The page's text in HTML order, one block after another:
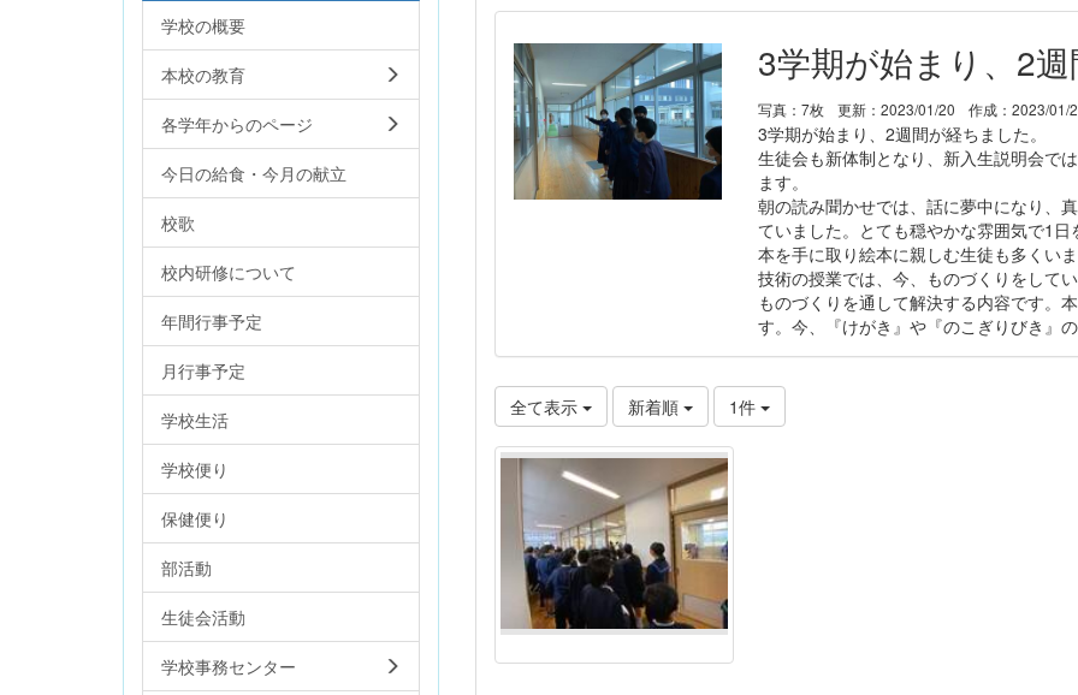
3学期が始まり、2
写真：7枚 更新：2023/01/20 作成：2023/01/
3学期が始まり、2週間が経ちました。
生徒会も新体制となり、新入生説明会で
ます。
朝の読み聞かせでは、話に夢中になり、
ていました。とても穏やかな雰囲気で1
本を手に取り絵本に親しむ生徒も多くい
技術の授業では、今、ものづくりをして
ものづくりを通して解決する内容です。
す。今、『けがき』や『のこぎりびき』
全て表示 新着順 1件
学校の概要
本校の教育
各学年からのページ
今日の給食・今月の献立
校歌
校内研修について
年間行事予定
月行事予定
学校生活
学校便り
保健便り
部活動
生徒会活動
学校事務センター